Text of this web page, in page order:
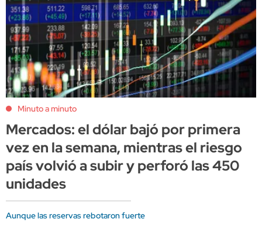
Minuto a minuto
Mercados: el dólar bajó por primera
vez en la semana, mientras el riesgo
país volvió a subir y perforó las 450
unidades
Aunque las reservas rebotaron fuerte